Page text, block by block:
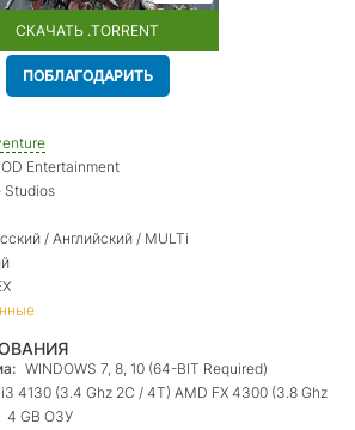
СКАЧАТЬ .TORRENT
ПОБЛАГОДАРИТЬ
Entertainment
Studios
/ Английский / MULTi
WINDOWS 7, 8, 10 (64-BIT Required)
4130 (3.4 Ghz 2C / 4T) AMD FX 4300 (3.8 Ghz
4 GB ОЗУ